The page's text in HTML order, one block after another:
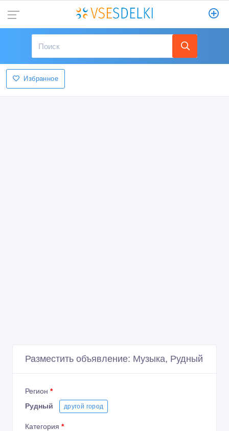
Избранное
Разместить объявление: Музыка, Рудный
Регион *
Рудный
другой город
Категория *